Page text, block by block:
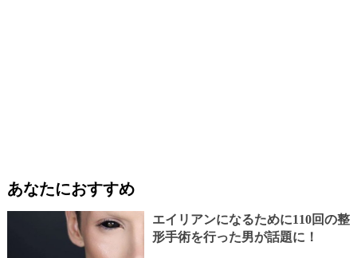
あなたにおすすめ
エイリアンになるために110回の整
形手術を行った男が話題に！